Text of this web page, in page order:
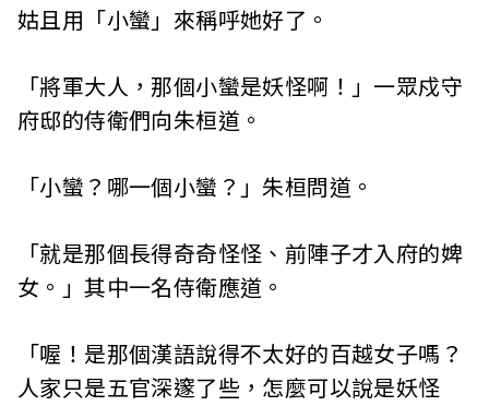
姑且用「小蠻」來稱呼她好了。
「將軍大人，那個小蠻是妖怪啊！」一眾戍守
府邸的侍衛們向朱桓道。
「小蠻？哪一個小蠻？」朱桓問道。
「就是那個長得奇奇怪怪、前陣子才入府的婢
女。」其中一名侍衛應道。
「喔！是那個漢語說得不太好的百越女子嗎？
人家只是五官深邃了些，怎麼可以說是妖怪